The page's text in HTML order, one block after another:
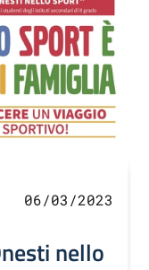
06/03/2023
nello